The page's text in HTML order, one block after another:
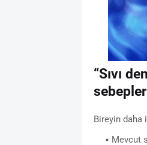
“Sıvı
Bireyin daha
Mevcut